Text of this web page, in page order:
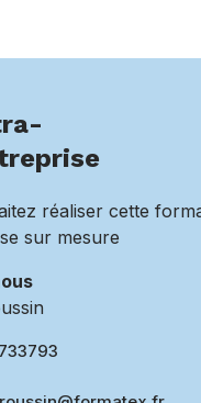
réaliser cette
sur mesure